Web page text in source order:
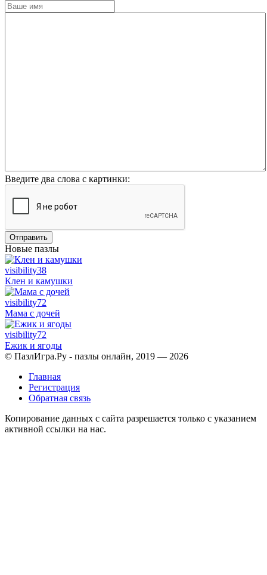
Введите два слова с картинки:
Отправить
Новые пазлы
visibility38
Клен и камушки
visibility72
Мама с дочей
visibility72
Ежик и ягоды
© ПазлИгра.Ру - пазлы онлайн, 2019 — 2026
Главная
Регистрация
Обратная связь
Копирование данных с сайта разрешается только с указанием
активной ссылки на нас.